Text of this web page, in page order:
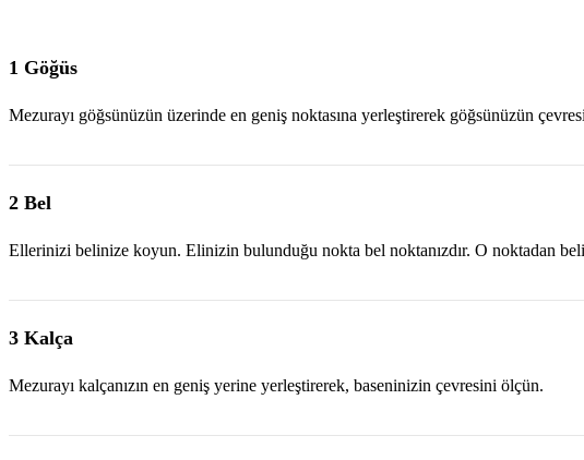
1 Göğüs
Mezurayı göğsünüzün üzerinde en geniş noktasına yerleştirerek göğsünüzün
2 Bel
Ellerinizi belinize koyun. Elinizin bulunduğu nokta bel noktanızdır. O noktadan
3 Kalça
Mezurayı kalçanızın en geniş yerine yerleştirerek, baseninizin çevresini ölçün.